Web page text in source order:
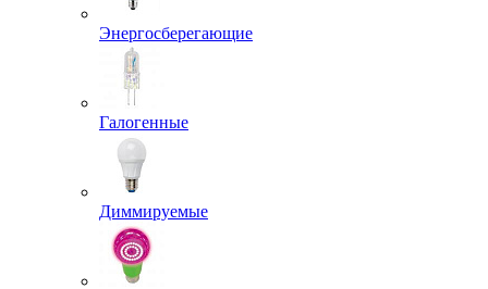
Энергосберегающие
Галогенные
Диммируемые